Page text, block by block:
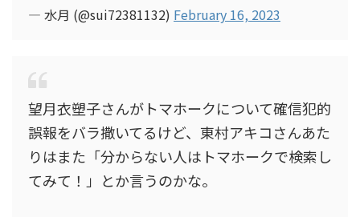
— 水月 (@sui72381132) February 16, 2023
望月衣塑子さんがトマホークについて確信犯的
誤報をバラ撒いてるけど、東村アキコさんあた
りはまた「分からない人はトマホークで検索し
てみて！」とか言うのかな。